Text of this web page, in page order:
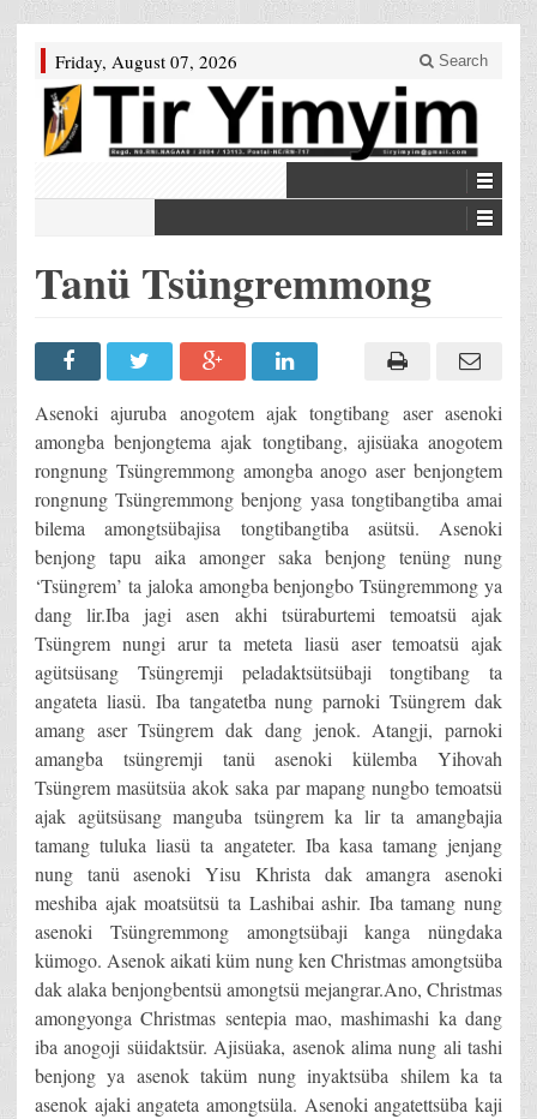
Friday, August 07, 2026 Search
Tanü Tsüngremmong
Asenoki ajuruba anogotem ajak tongtibang aser asenoki
amongba benjongtema ajak tongtibang, ajisüaka anogotem
rongnung Tsüngremmong amongba anogo aser benjongtem
rongnung Tsüngremmong benjong yasa tongtibangtiba amai
bilema amongtsübajisa tongtibangtiba asütsü. Asenoki
benjong tapu aika amonger saka benjong tenüng nung
‘Tsüngrem’ ta jaloka amongba benjongbo Tsüngremmong ya
dang lir.Iba jagi asen akhi tsüraburtemi temoatsü ajak
Tsüngrem nungi arur ta meteta liasü aser temoatsü ajak
agütsüsang Tsüngremji peladaktsütsübaji tongtibang ta
angateta liasü. Iba tangatetba nung parnoki Tsüngrem dak
amang aser Tsüngrem dak dang jenok. Atangji, parnoki
amangba tsüngremji tanü asenoki külemba Yihovah
Tsüngrem masütsüa akok saka par mapang nungbo temoatsü
ajak agütsüsang manguba tsüngrem ka lir ta amangbajia
tamang tuluka liasü ta angateter. Iba kasa tamang jenjang
nung tanü asenoki Yisu Khrista dak amangra asenoki
meshiba ajak moatsütsü ta Lashibai ashir. Iba tamang nung
asenoki Tsüngremmong amongtsübaji kanga nüngdaka
kümogo. Asenok aikati küm nung ken Christmas amongtsüba
dak alaka benjongbentsü amongtsü mejangrar.Ano, Christmas
amongyonga Christmas sentepia mao, mashimashi ka dang
iba anogoji süidaktsür. Ajisüaka, asenok alima nung ali tashi
benjong ya asenok taküm nung inyaktsüba shilem ka ta
asenok ajaki angateta amongtsüla. Asenoki angatettsüba kaji